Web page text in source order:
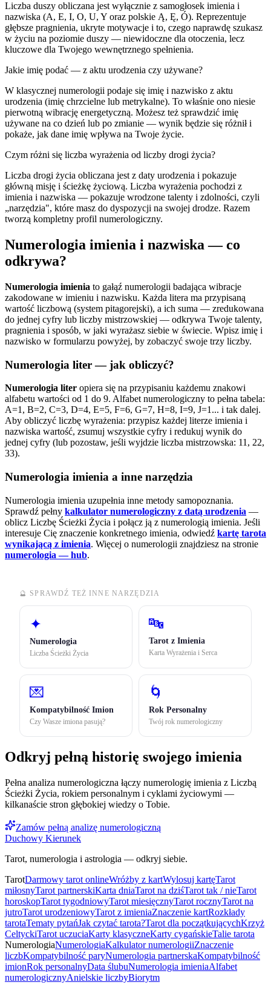
Liczba duszy obliczana jest wyłącznie z samogłosek imienia i
nazwiska (A, E, I, O, U, Y oraz polskie Ą, Ę, Ó). Reprezentuje
głębsze pragnienia, ukryte motywacje i to, czego naprawdę szukasz
w życiu na poziomie duszy — niewidoczne dla otoczenia, lecz
kluczowe dla Twojego wewnętrznego spełnienia.
Jakie imię podać — z aktu urodzenia czy używane?
W klasycznej numerologii podaje się imię i nazwisko z aktu
urodzenia (imię chrzcielne lub metrykalne). To właśnie ono niesie
pierwotną wibrację energetyczną. Możesz też sprawdzić imię
używane na co dzień lub po zmianie — wynik będzie się różnił i
pokaże, jak dane imię wpływa na Twoje życie.
Czym różni się liczba wyrażenia od liczby drogi życia?
Liczba drogi życia obliczana jest z daty urodzenia i pokazuje
główną misję i ścieżkę życiową. Liczba wyrażenia pochodzi z
imienia i nazwiska — pokazuje wrodzone talenty i zdolności, czyli
„narzędzia", które masz do dyspozycji na swojej drodze. Razem
tworzą kompletny profil numerologiczny.
Numerologia imienia i nazwiska — co
odkrywa?
Numerologia imienia to gałąź numerologii badająca wibracje
zakodowane w imieniu i nazwisku. Każda litera ma przypisaną
wartość liczbową (system pitagorejski), a ich suma — zredukowana
do jednej cyfry lub liczby mistrzowskiej — odkrywa Twoje talenty,
pragnienia i sposób, w jaki wyrażasz siebie w świecie. Wpisz imię i
nazwisko w formularzu powyżej, by zobaczyć swoje trzy liczby.
Numerologia liter — jak obliczyć?
Numerologia liter opiera się na przypisaniu każdemu znakowi
alfabetu wartości od 1 do 9. Alfabet numerologiczny to pełna tabela:
A=1, B=2, C=3, D=4, E=5, F=6, G=7, H=8, I=9, J=1... i tak dalej.
Aby obliczyć liczbę wyrażenia: przypisz każdej literze imienia i
nazwiska wartość, zsumuj wszystkie cyfry i redukuj wynik do
jednej cyfry (lub pozostaw, jeśli wyjdzie liczba mistrzowska: 11, 22,
33).
Numerologia imienia a inne narzędzia
Numerologia imienia uzupełnia inne metody samopoznania.
Sprawdź pełny kalkulator numerologiczny z datą urodzenia —
oblicz Liczbę Ścieżki Życia i połącz ją z numerologią imienia. Jeśli
interesuje Cię znaczenie konkretnego imienia, odwiedź kartę tarota
wynikającą z imienia. Więcej o numerologii znajdziesz na stronie
numerologia — hub.
🔮 SPRAWDŹ TEŻ INNE NARZĘDZIA
✦
Numerologia
Liczba Ścieżki Życia
🔤
Tarot z Imienia
Karta Wyrażenia i Serca
💌
Kompatybilność Imion
Czy Wasze imiona pasują?
🌀
Rok Personalny
Twój rok numerologiczny
Odkryj pełną historię swojego imienia
Pełna analiza numerologiczna łączy numerologię imienia z Liczbą
Ścieżki Życia, rokiem personalnym i cyklami życiowymi —
kilkanaście stron głębokiej wiedzy o Tobie.
Zamów pełną analizę numerologiczną
Duchowy Kierunek
Tarot, numerologia i astrologia — odkryj siebie.
TarotDarmowy tarot onlineWróżby z kartWylosuj kartęTarot
miłosnyTarot partnerskiKarta dniaTarot na dziśTarot tak / nieTarot
horoskopTarot tygodniowyTarot miesięcznyTarot rocznyTarot na
jutroTarot urodzeniowyTarot z imieniaZnaczenie kartRozkłady
tarotaTematy pytańJak czytać tarota?Tarot dla początkującychKrzyż
CeltyckiTarot uczuciaKarty klasyczneKarty cygańskieTalie tarota
NumerologiaNumerologiaKalkulator numerologiiZnaczenie
liczbKompatybilność paryNumerologia partnerskaKompatybilność
imionRok personalnyData ślubuNumerologia imieniaAlfabet
numerologicznyAnielskie liczbyBiorytm